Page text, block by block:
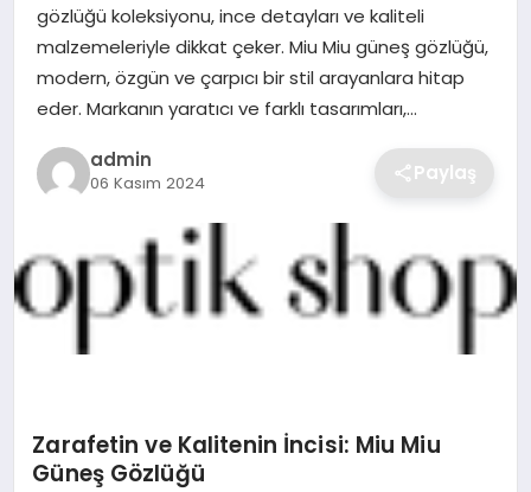
SIYASET
TEKNOLOJI
gözlüğü koleksiyonu, ince detayları ve kaliteli
malzemeleriyle dikkat çeker. Miu Miu güneş gözlüğü,
modern, özgün ve çarpıcı bir stil arayanlara hitap
eder. Markanın yaratıcı ve farklı tasarımları,…
admin
06 Kasım 2024 Paylaş
Zarafetin ve Kalitenin İncisi: Miu Miu
Güneş Gözlüğü